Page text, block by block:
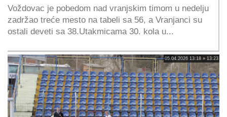
Voždovac je pobedom nad vranjskim timom u nedelju
zadržao treće mesto na tabeli sa 56, a Vranjanci su
ostali deveti sa 38.Utakmicama 30. kola u...
05.04.2026 13:18 » 13:23